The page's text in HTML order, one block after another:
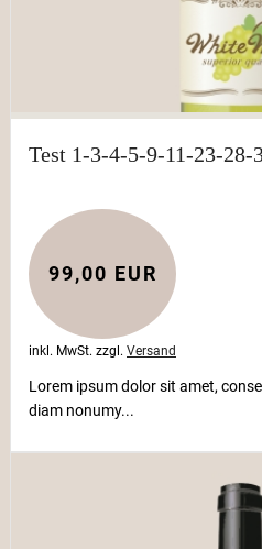
Test 1-3-4-5-9-11-23-28-
99,00 EUR
inkl. MwSt. zzgl. Versand
Lorem ipsum dolor sit amet,
diam nonumy...